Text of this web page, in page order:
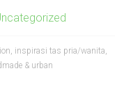
inspirasi tas pria/wanita,
& urban